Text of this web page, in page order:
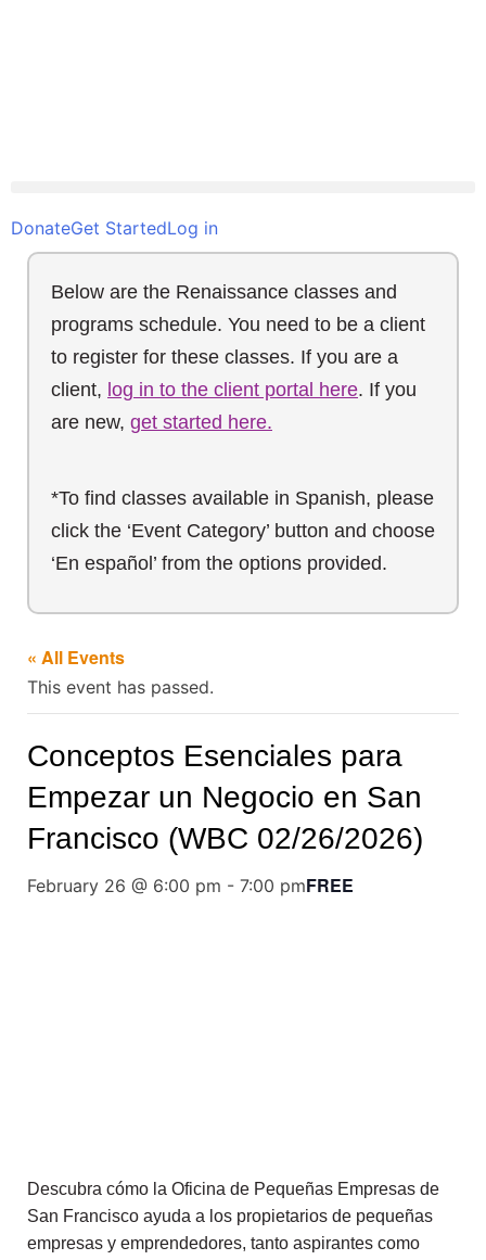
DonateGet StartedLog in
Below are the Renaissance classes and
programs schedule. You need to be a client
to register for these classes. If you are a
client, log in to the client portal here. If you
are new, get started here.
*To find classes available in Spanish, please
click the ‘Event Category’ button and choose
‘En español’ from the options provided.
« All Events
This event has passed.
Conceptos Esenciales para
Empezar un Negocio en San
Francisco (WBC 02/26/2026)
February 26 @ 6:00 pm - 7:00 pmFREE
Descubra cómo la Oficina de Pequeñas Empresas de
San Francisco ayuda a los propietarios de pequeñas
empresas y emprendedores, tanto aspirantes como